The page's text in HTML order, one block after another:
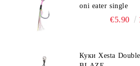
oni eater single
€5.90
Куки Xesta